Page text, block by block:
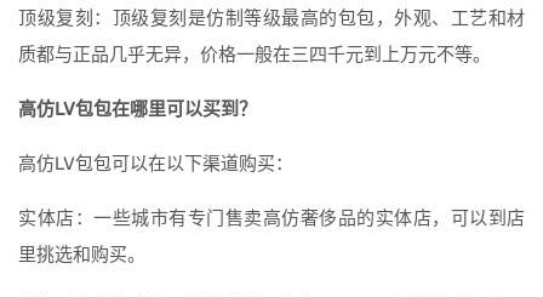
顶级复刻：顶级复刻是仿制等级最高的包包，外观、工艺和材
质都与正品几乎无异，价格一般在三四千元到上万元不等。
高仿LV包包在哪里可以买到？
高仿LV包包可以在以下渠道购买：
实体店：一些城市有专门售卖高仿奢侈品的实体店，可以到店
里挑选和购买。